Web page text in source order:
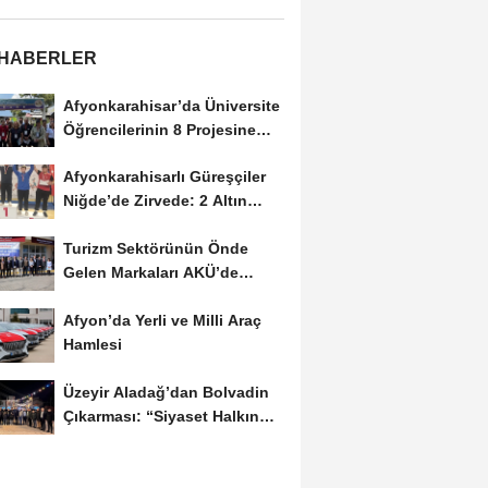
Afyonkarahisar’da Üniversite
Öğrencilerinin 8 Projesine
Afyonkarahisarlı Güreşçiler
Niğde’de Zirvede: 2 Altın
Turizm Sektörünün Önde
Gelen Markaları AKÜ’de
Afyon’da Yerli ve Milli Araç
Hamlesi
Üzeyir Aladağ’dan Bolvadin
Çıkarması: “Siyaset Halkın